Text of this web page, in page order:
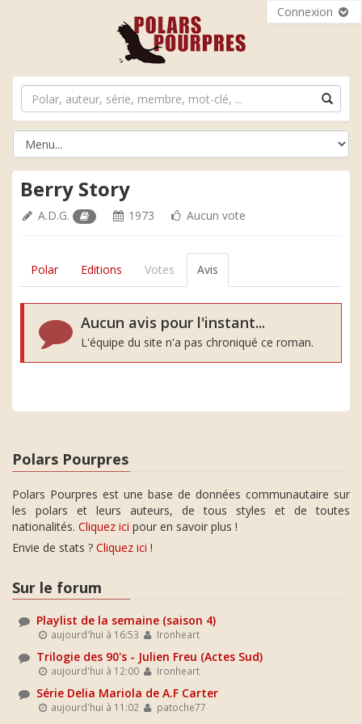
Connexion
Berry Story
A.D.G. 1973 Aucun vote
Polar Editions Votes Avis
Aucun avis pour l'instant...
L'équipe du site n'a pas chroniqué ce roman.
Polars Pourpres
Polars Pourpres est une base de données communautaire sur
les polars et leurs auteurs, de tous styles et de toutes
nationalités. Cliquez ici pour en savoir plus !
Envie de stats ? Cliquez ici !
Sur le forum
Playlist de la semaine (saison 4)
aujourd'hui à 16:53 Ironheart
Trilogie des 90's - Julien Freu (Actes Sud)
aujourd'hui à 12:00 Ironheart
Série Delia Mariola de A.F Carter
aujourd'hui à 11:02 patoche77